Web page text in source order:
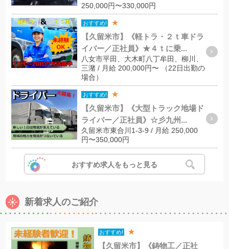
250,000円〜330,000円
おすすめ! ★
【久留米市】《軽トラ・２ｔ車ドラ
イバー／正社員》★４ｔに乗...
八女市平田、大木町八丁牟田、柳川、
三潴 / 月給 200,000円〜 （22日出勤の
場合）
おすすめ! ★
【久留米市】《大型トラック地場ド
ライバー／正社員》☆彡九州...
久留米市東合川1-3-9 / 月給 250,000
円〜350,000円
おすすめ求人をもっと見る
新着求人のご紹介
おすすめ! ★
【久留米市】《鋳物工／正社